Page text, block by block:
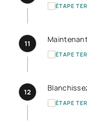
ÉTAPE
11
ÉTAPE
12
ÉTAPE